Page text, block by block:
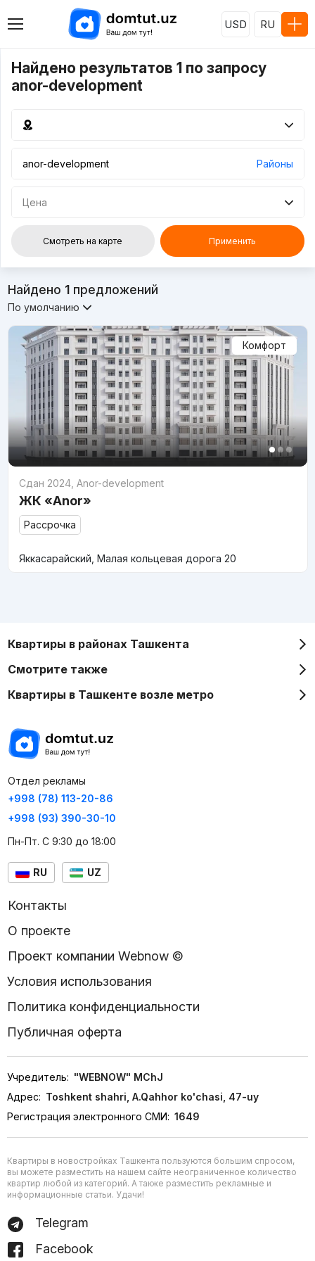
USD RU
Найдено результатов 1 по запросу
anor-development
Районы
Цена
Смотреть на карте Применить
Найдено 1предложений
По умолчанию
Комфорт
Сдан 2024, Anor-development
ЖК «Anor»
Рассрочка
Яккасарайский, Малая кольцевая дорога 20
Квартиры в районах Ташкента
Смотрите также
Квартиры в Ташкенте возле метро
Отдел рекламы
+998 (78) 113-20-86
+998 (93) 390-30-10
Пн-Пт. С 9:30 до 18:00
RU UZ
Контакты
О проекте
Проект компании Webnow ©
Условия использования
Политика конфиденциальности
Публичная оферта
Учредитель: "WEBNOW" MChJ
Адрес: Toshkent shahri, A.Qahhor ko'chasi, 47-uy
Регистрация электронного СМИ: 1649
Квартиры в новостройках Ташкента пользуются большим спросом,
вы можете разместить на нашем сайте неограниченное количество
квартир любой из категорий. А также разместить рекламные и
информационные статьи. Удачи!
Telegram
Facebook